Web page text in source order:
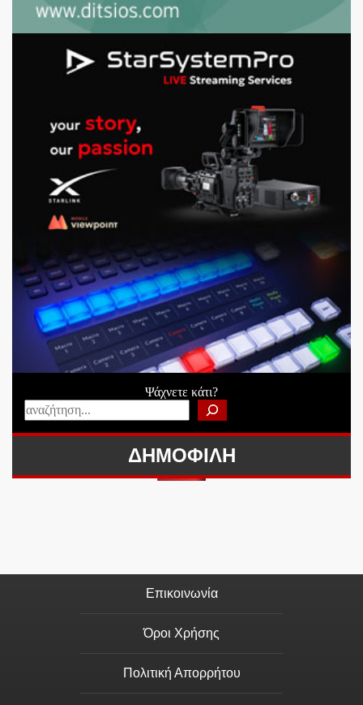
Ψάχνετε κάτι?
ΔΗΜΟΦΙΛΗ
Επικοινωνία
Όροι Χρήσης
Πολιτική Απορρήτου